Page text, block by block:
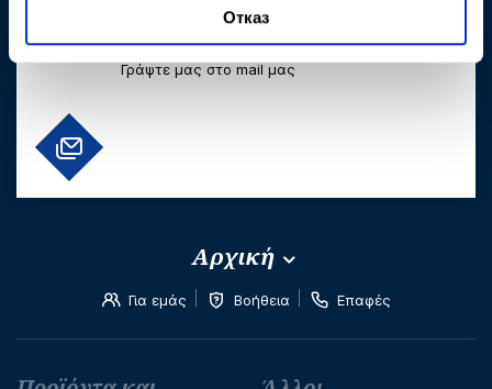
Отказ
my.fibank@fibank.gr
Γράψτε μας στο mail μας
Αρχική
Για εμάς Βοήθεια Επαφές